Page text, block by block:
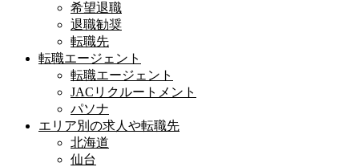
希望退職
退職勧奨
転職先
転職エージェント
転職エージェント
JACリクルートメント
パソナ
エリア別の求人や転職先
北海道
仙台